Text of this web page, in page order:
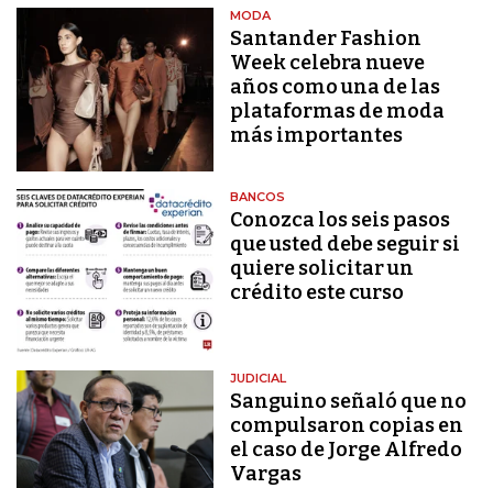
MODA
Santander Fashion
Week celebra nueve
años como una de las
plataformas de moda
más importantes
BANCOS
Conozca los seis pasos
que usted debe seguir si
quiere solicitar un
crédito este curso
JUDICIAL
Sanguino señaló que no
compulsaron copias en
el caso de Jorge Alfredo
Vargas